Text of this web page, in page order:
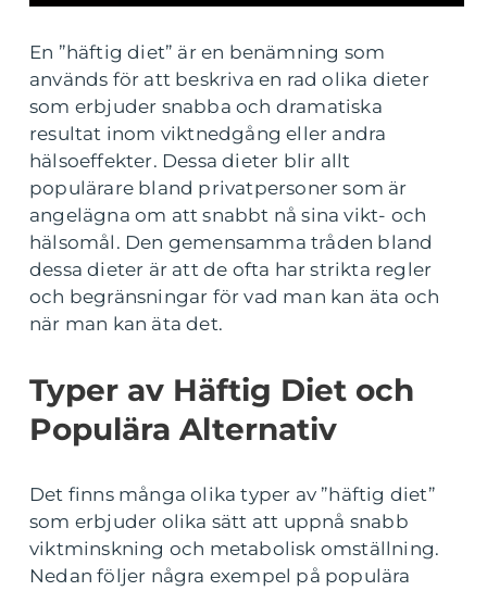
En ”häftig diet” är en benämning som
används för att beskriva en rad olika dieter
som erbjuder snabba och dramatiska
resultat inom viktnedgång eller andra
hälsoeffekter. Dessa dieter blir allt
populärare bland privatpersoner som är
angelägna om att snabbt nå sina vikt- och
hälsomål. Den gemensamma tråden bland
dessa dieter är att de ofta har strikta regler
och begränsningar för vad man kan äta och
när man kan äta det.
Typer av Häftig Diet och
Populära Alternativ
Det finns många olika typer av ”häftig diet”
som erbjuder olika sätt att uppnå snabb
viktminskning och metabolisk omställning.
Nedan följer några exempel på populära